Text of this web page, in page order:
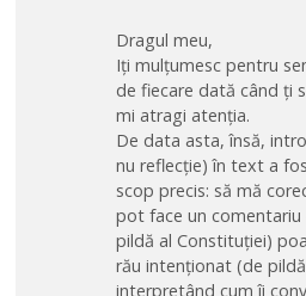
Dragul meu,
Iți mulțumesc pentru
de fiecare dată când ți
mi atragi atenția.
De data asta, însă,
nu reflecție) în text a
scop precis: să mă
pot face un
pildă al Constituției)
rău intenționat (de
interpretând cum îi